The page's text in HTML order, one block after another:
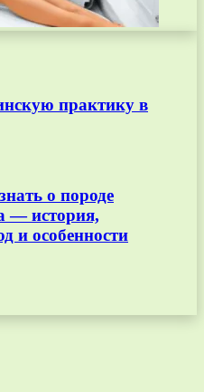
практику в
о породе
— история,
и особенности